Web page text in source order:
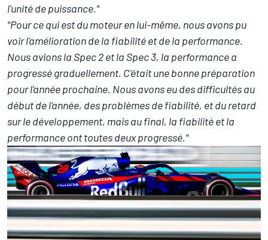
l'unité de puissance."
"Pour ce qui est du moteur en lui-même, nous avons pu
voir l'amélioration de la fiabilité et de la performance.
Nous avions la Spec 2 et la Spec 3, la performance a
progressé graduellement. C'était une bonne préparation
pour l'année prochaine. Nous avons eu des difficultés au
début de l'année, des problèmes de fiabilité, et du retard
sur le développement, mais au final, la fiabilité et la
performance ont toutes deux progressé."